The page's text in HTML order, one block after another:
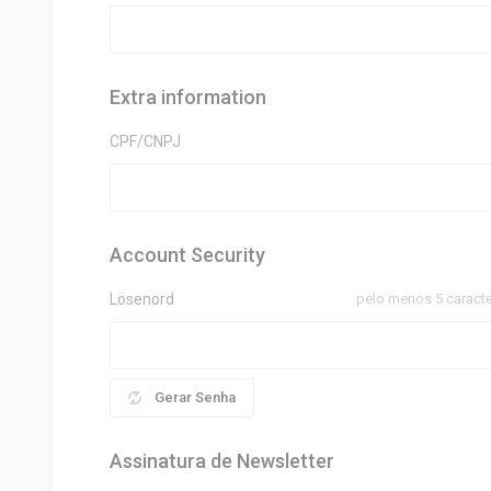
Extra information
CPF/CNPJ
Account Security
Lösenord pelo menos 5
Gerar Senha
Assinatura de Newsletter